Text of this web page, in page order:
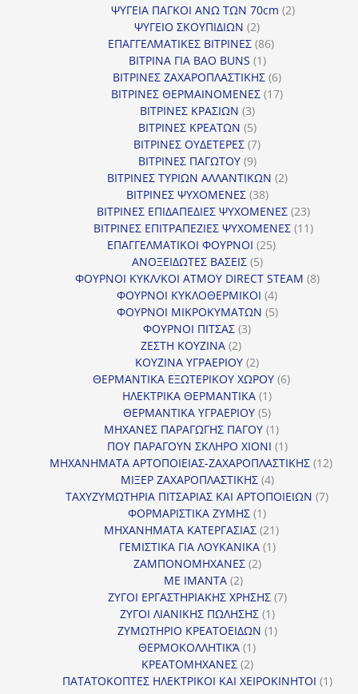
ΨΥΓΕΙΑ ΠΑΓΚΟΙ ΑΝΩ ΤΩΝ 70cm 22
ΨΥΓΕΙΟ ΣΚΟΥΠΙΔΙΩΝ 22
προϊόντα
ΕΠΑΓΓΕΛΜΑΤΙΚΕΣ ΒΙΤΡΙΝΕΣ 8686
ΒΙΤΡΙΝΑ ΓΙΑ BAO BUNS 11
προϊόν
ΒΙΤΡΙΝΕΣ ΖΑΧΑΡΟΠΛΑΣΤΙΚΗΣ 66
προϊόντα
ΒΙΤΡΙΝΕΣ ΘΕΡΜΑΙΝΟΜΕΝΕΣ 1717
ΒΙΤΡΙΝΕΣ ΚΡΑΣΙΩΝ 33
προϊόντα
ΒΙΤΡΙΝΕΣ ΚΡΕΑΤΩΝ 55
προϊόντα
ΒΙΤΡΙΝΕΣ ΟΥΔΕΤΕΡΕΣ 77
ΒΙΤΡΙΝΕΣ ΠΑΓΩΤΟΥ 99
προϊόντα
ΒΙΤΡΙΝΕΣ ΤΥΡΙΩΝ ΑΛΛΑΝΤΙΚΩΝ 22
ΒΙΤΡΙΝΕΣ ΨΥΧΟΜΕΝΕΣ 3838
προϊόντα
ΒΙΤΡΙΝΕΣ ΕΠΙΔΑΠΕΔΙΕΣ ΨΥΧΟΜΕΝΕΣ 2323
προϊόντα
ΒΙΤΡΙΝΕΣ ΕΠΙΤΡΑΠΕΖΙΕΣ ΨΥΧΟΜΕΝΕΣ 1111
ΕΠΑΓΓΕΛΜΑΤΙΚΟΙ ΦΟΥΡΝΟΙ 2525
ΑΝΟΞΕΙΔΩΤΕΣ ΒΑΣΕΙΣ 55
προϊόντα
ΦΟΥΡΝΟΙ ΚΥΚΛ/ΚΟΙ ΑΤΜΟΥ DIRECT STEAM 88
ΦΟΥΡΝΟΙ ΚΥΚΛΟΘΕΡΜΙΚΟΙ 44
προϊόντα
ΦΟΥΡΝΟΙ ΜΙΚΡΟΚΥΜΑΤΩΝ 55
ΦΟΥΡΝΟΙ ΠΙΤΣΑΣ 33
ΖΕΣΤΗ ΚΟΥΖΙΝΑ 22
προϊόντα
ΚΟΥΖΙΝΑ ΥΓΡΑΕΡΙΟΥ 22
προϊόντα
ΘΕΡΜΑΝΤΙΚΑ ΕΞΩΤΕΡΙΚΟΥ ΧΩΡΟΥ 66
ΗΛΕΚΤΡΙΚΑ ΘΕΡΜΑΝΤΙΚΑ 11
προϊόν
ΘΕΡΜΑΝΤΙΚΑ ΥΓΡΑΕΡΙΟΥ 55
προϊόντα
ΜΗΧΑΝΕΣ ΠΑΡΑΓΩΓΗΣ ΠΑΓΟΥ 11
προϊόν
ΠΟΥ ΠΑΡΑΓΟΥΝ ΣΚΛΗΡΟ ΧΙΟΝΙ 11
προϊόν
ΜΗΧΑΝΗΜΑΤΑ ΑΡΤΟΠΟΙΕΙΑΣ-ΖΑΧΑΡΟΠΛΑΣΤΙΚΗΣ 1212
ΜΙΞΕΡ ΖΑΧΑΡΟΠΛΑΣΤΙΚΗΣ 44
προϊόντα
ΤΑΧΥΖΥΜΩΤΗΡΙΑ ΠΙΤΣΑΡΙΑΣ ΚΑΙ ΑΡΤΟΠΟΙΕΙΩΝ 77
ΦΟΡΜΑΡΙΣΤΙΚΑ ΖΥΜΗΣ 11
προϊόν
ΜΗΧΑΝΗΜΑΤΑ ΚΑΤΕΡΓΑΣΙΑΣ 2121
προϊόντα
ΓΕΜΙΣΤΙΚΑ ΓΙΑ ΛΟΥΚΑΝΙΚΑ 11
ΖΑΜΠΟΝΟΜΗΧΑΝΕΣ 22
ΜΕ ΙΜΑΝΤΑ 22
προϊόντα
ΖΥΓΟΙ ΕΡΓΑΣΤΗΡΙΑΚΗΣ ΧΡΗΣΗΣ 77
ΖΥΓΟΙ ΛΙΑΝΙΚΗΣ ΠΩΛΗΣΗΣ 11
προϊόν
ΖΥΜΩΤΗΡΙΟ ΚΡΕΑΤΟΕΙΔΩΝ 11
ΘΕΡΜΟΚΟΛΛΗΤΙΚΆ 11
προϊόν
ΚΡΕΑΤΟΜΗΧΑΝΕΣ 22
προϊόντα
ΠΑΤΑΤΟΚΟΠΤΕΣ ΗΛΕΚΤΡΙΚΟΙ ΚΑΙ ΧΕΙΡΟΚΙΝΗΤΟΙ 11